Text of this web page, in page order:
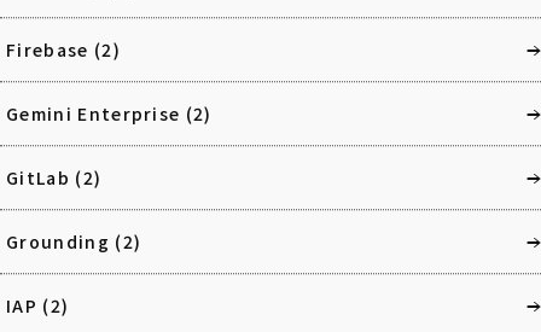
Firebase (2)
Gemini Enterprise (2)
GitLab (2)
Grounding (2)
IAP (2)